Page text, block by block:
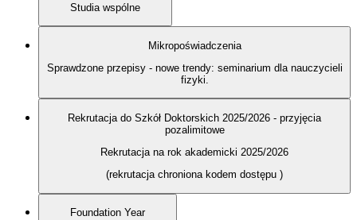
Studia wspólne
Mikropoświadczenia
Sprawdzone przepisy - nowe trendy: seminarium dla nauczycieli
fizyki.
Rekrutacja do Szkół Doktorskich 2025/2026 - przyjęcia
pozalimitowe
Rekrutacja na rok akademicki 2025/2026
(rekrutacja chroniona kodem dostępu )
Foundation Year